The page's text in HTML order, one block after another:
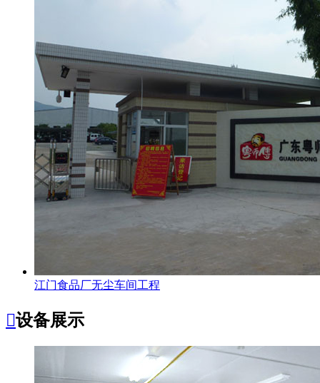
江门食品厂无尘车间工程
设备展示